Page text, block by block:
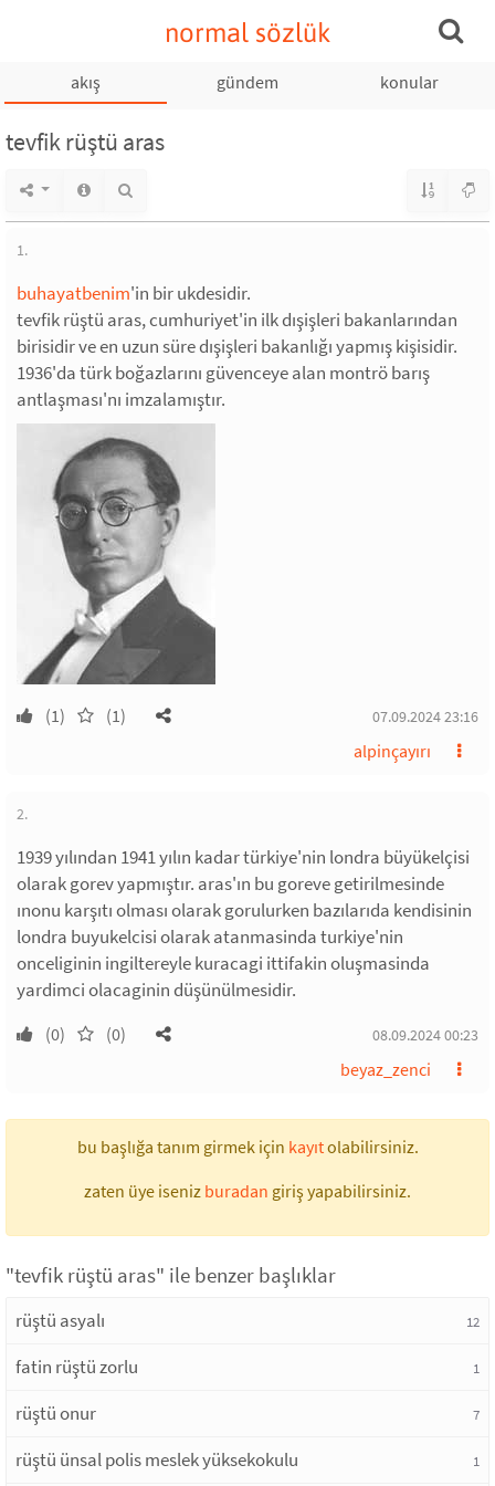
normal sözlük
akış gündem konular
tevfik rüştü aras
1.
buhayatbenim'in bir ukdesidir.
tevfik rüştü aras, cumhuriyet'in ilk dışişleri bakanlarından
birisidir ve en uzun süre dışişleri bakanlığı yapmış kişisidir.
1936'da türk boğazlarını güvenceye alan montrö barış
antlaşması'nı imzalamıştır.
(1) (1) 07.09.2024 23:16
alpinçayırı
2.
1939 yılından 1941 yılın kadar türkiye'nin londra büyükelçisi
olarak gorev yapmıştır. aras'ın bu goreve getirilmesinde
ınonu karşıtı olması olarak gorulurken bazılarıda kendisinin
londra buyukelcisi olarak atanmasinda turkiye'nin
onceliginin ingiltereyle kuracagi ittifakin oluşmasinda
yardimci olacaginin düşünülmesidir.
(0) (0) 08.09.2024 00:23
beyaz_zenci
bu başlığa tanım girmek için kayıtolabilirsiniz.
zaten üye iseniz buradan giriş yapabilirsiniz.
"tevfik rüştü aras" ile benzer başlıklar
rüştü asyalı 12
fatin rüştü zorlu 1
rüştü onur 7
rüştü ünsal polis meslek yüksekokulu 1